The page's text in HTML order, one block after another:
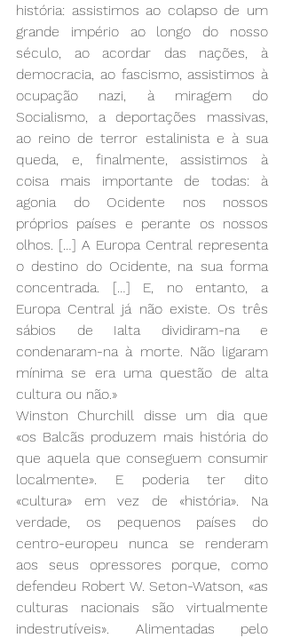
história: assistimos ao colapso de um
grande império ao longo do nosso
século, ao acordar das nações, à
democracia, ao fascismo, assistimos à
ocupação nazi, à miragem do
Socialismo, a deportações massivas,
ao reino de terror estalinista e à sua
queda, e, finalmente, assistimos à
coisa mais importante de todas: à
agonia do Ocidente nos nossos
próprios países e perante os nossos
olhos. […] A Europa Central representa
o destino do Ocidente, na sua forma
concentrada. […] E, no entanto, a
Europa Central já não existe. Os três
sábios de Ialta dividiram-na e
condenaram-na à morte. Não ligaram
mínima se era uma questão de alta
cultura ou não.»
Winston Churchill disse um dia que
«os Balcãs produzem mais história do
que aquela que conseguem consumir
localmente». E poderia ter dito
«cultura» em vez de «história». Na
verdade, os pequenos países do
centro-europeu nunca se renderam
aos seus opressores porque, como
defendeu Robert W. Seton-Watson, «as
culturas nacionais são virtualmente
indestrutíveis». Alimentadas pelo